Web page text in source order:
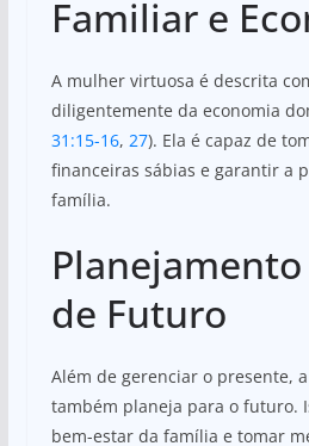
Familiar e
A mulher virtuosa é descrita
diligentemente da economia
31:15-16, 27). Ela é capaz de
financeiras sábias e garantir a
família.
Planejamento
de Futuro
Além de gerenciar o presente,
também planeja para o futuro.
bem-estar da família e tomar